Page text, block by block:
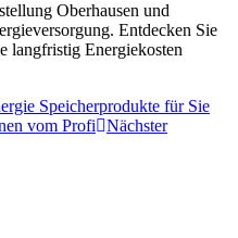
Oberhausen und
Entdecken Sie
langfristig Energiekosten
Speicherprodukte für Sie
vom Profi Nächster